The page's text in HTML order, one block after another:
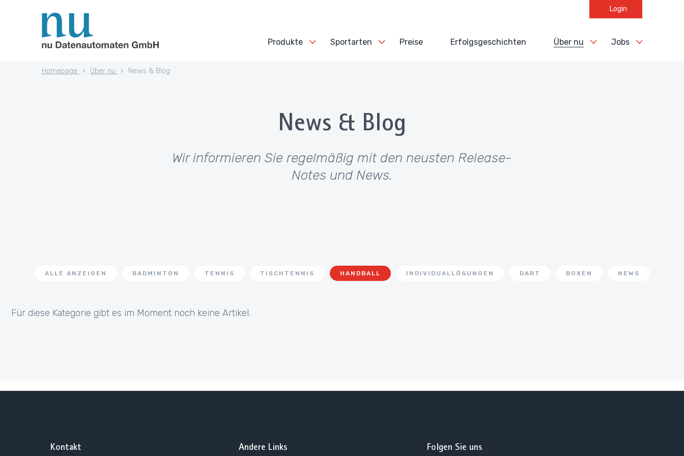
Login
Produkte Sportarten Preise Erfolgsgeschichten Über nu Jobs
Homepage Über nu News & Blog
News & Blog
Wir informieren Sie regelmäßig mit den neusten Release-
Notes und News.
ALLE ANZEIGEN BADMINTON TENNIS TISCHTENNIS HANDBALL INDIVIDUALLÖSUNGEN DART BOXEN NEWS
Für diese Kategorie gibt es im Moment noch keine Artikel.
Kontakt Andere Links Folgen Sie uns